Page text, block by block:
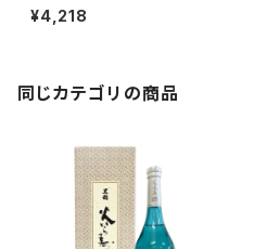
ぶ 720ml
¥4,218
同じカテゴリの商品